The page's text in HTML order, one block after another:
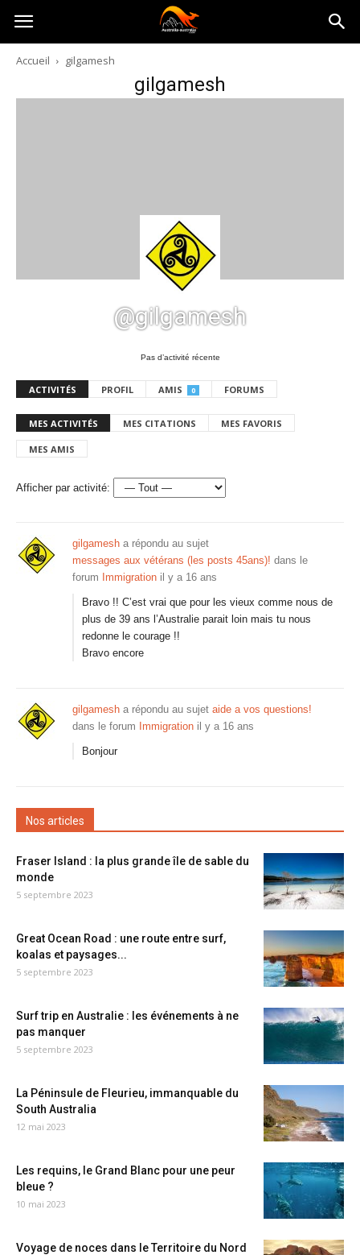
Australia-
australie.com
Accueil gilgamesh
gilgamesh
@gilgamesh
Pas d’activité récente
ACTIVITÉS PROFIL AMIS 0 FORUMS
MES ACTIVITÉS MES CITATIONS MES FAVORIS
MES AMIS
Afficher par activité:
gilgamesh a répondu au sujet
messages aux vétérans (les posts 45ans)! dans le
forum Immigration il y a 16 ans
Bravo !! C’est vrai que pour les vieux comme nous de
plus de 39 ans l’Australie parait loin mais tu nous
redonne le courage !!
Bravo encore
gilgamesh a répondu au sujet aide a vos questions!
dans le forum Immigration il y a 16 ans
Bonjour
Nos articles
Fraser Island : la plus grande île de sable du
monde
5 septembre 2023
Great Ocean Road : une route entre surf,
koalas et paysages...
5 septembre 2023
Surf trip en Australie : les événements à ne
pas manquer
5 septembre 2023
La Péninsule de Fleurieu, immanquable du
South Australia
12 mai 2023
Les requins, le Grand Blanc pour une peur
bleue ?
10 mai 2023
Voyage de noces dans le Territoire du Nord